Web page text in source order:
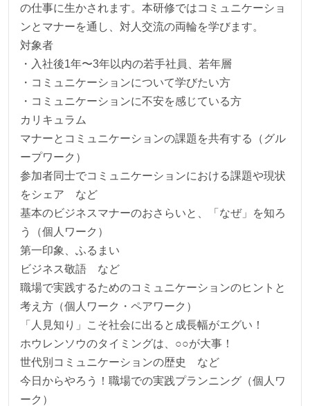
の仕事に生かされます。本研修ではコミュニケーショ
ンとマナーを通し、対人交流の両輪を学びます。
対象者
・入社後1年〜3年以内の若手社員、若年層
・コミュニケーションについて学びたい方
・コミュニケーションに不安を感じている方
カリキュラム
マナーとコミュニケーションの課題を共有する（グル
ープワーク）
参加者同士でコミュニケーションにおける課題や現状
をシェア など
基本のビジネスマナーのおさらいと、「なぜ」を知ろ
う（個人ワーク）
第一印象、ふるまい
ビジネス敬語 など
職場で実践するためのコミュニケーションのヒントと
考え方（個人ワーク・ペアワーク）
「人見知り」こそ社会に出ると成長幅がエグい！
ホウレンソウのタイミングは、○○が大事！
世代別コミュニケーションの歴史 など
今日からやろう！職場での実践プランニング（個人ワ
ーク）